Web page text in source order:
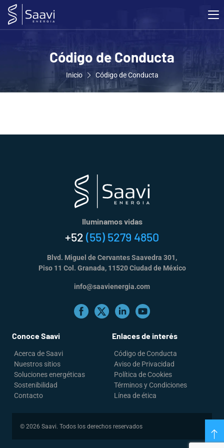
Código de Conducta
Inicio Código de Conducta
Iluminamos vidas
+52 (55) 5279 4850
Blvd. Miguel de Cervantes Saavedra 301,
Piso 11 Col. Granada, 11520 Ciudad de México
info@saavienergia.com
Conoce Saavi
Acerca de Saavi
Nuestros sitios
Soluciones energéticas
Sostenibilidad
Contacto
Enlaces de interés
Código de Conducta
Aviso de Privacidad
Política de Cookies
Términos y Condiciones
Línea de ética
© 2026 Saavi. Todos los derechos reservados